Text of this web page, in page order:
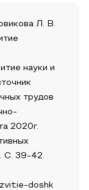
Л. В.
науки и
трудов
2020г.
С. 39-42.
doshk